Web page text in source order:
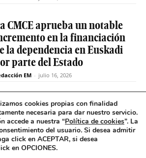
CMCE aprueba un notable
en la financiación
la dependencia en Euskadi
parte del Estado
EM - julio 16, 2026
servicio de teleasistencia
prueba un nuevo
de mensajes de voz
avisos excepcionales
EM - julio 15, 2026
cookies propias con finalidad
necesaria para dar nuestro servicio.
accede a nuestra “Política de cookies”. La
del usuario. Si desea admitir
click en ACEPTAR, si desea
en OPCIONES.